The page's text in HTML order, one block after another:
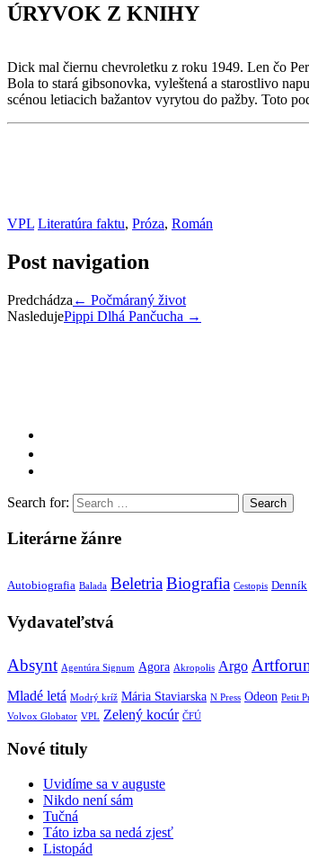
ÚRYVOK Z KNIHY
Dick mal čiernu chevroletku z roku 1949. Len čo
Bola to stará gibsonovka, vyleštená a starostlivo
scénou letiacich bažantov vyrytou do pažby. Toto
VPL Literatúra faktu, Próza, Román
Post navigation
Predchádza ← Počmáraný život
NasledujePippi Dlhá Pančucha →
Search for:
Literárne žánre
Autobiografia Balada BeletriaBiografia Cestopis Denník
Vydavateľstvá
Absynt Agentúra Signum Agora Akropolis Argo
Mladé letá Modrý kríž Mária Staviarska N Press Odeon Petit
Volvox Globator VPL Zelený kocúr ČFÚ
Nové tituly
Uvidíme sa v auguste
Nikdo není sám
Tučná
Táto izba sa nedá zjesť
Listopád